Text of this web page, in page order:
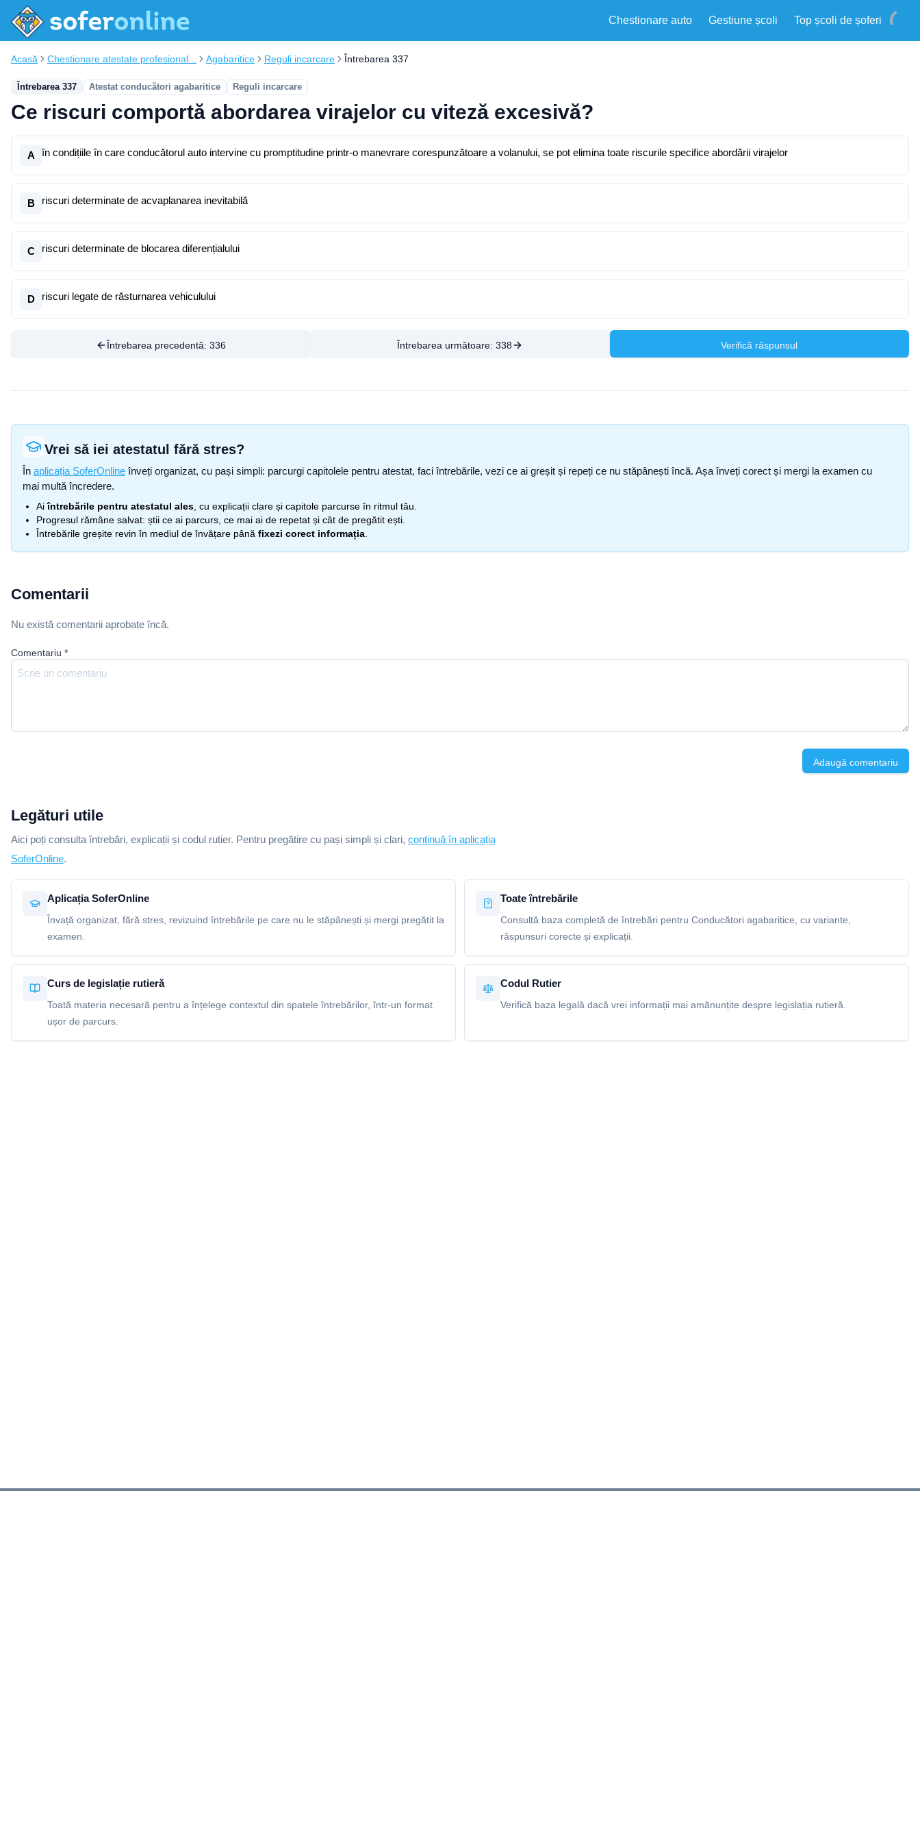
Chestionare auto Gestiune școli Top școli de șoferi
Acasă Chestionare atestate profesional... Agabaritice Reguli incarcare Întrebarea 337
Întrebarea 337 Atestat conducători agabaritice Reguli incarcare
Ce riscuri comportă abordarea virajelor cu viteză excesivă?
A în condițiile în care conducătorul auto intervine cu promptitudine printr-o manevrare corespunzătoare a volanului, se pot elimina toate riscurile specifice abordării virajelor
B riscuri determinate de acvaplanarea inevitabilă
C riscuri determinate de blocarea diferențialului
D riscuri legate de răsturnarea vehiculului
Întrebarea precedentă: 336 Întrebarea următoare: 338 Verifică răspunsul
Vrei să iei atestatul fără stres?
În aplicația SoferOnline înveți organizat, cu pași simpli: parcurgi capitolele pentru atestat, faci întrebările, vezi ce ai greșit și repeți ce nu stăpânești încă. Așa înveți corect și mergi la examen cu
mai multă încredere.
Aiîntrebările pentru atestatul ales , cu explicații clare și capitole parcurse în ritmul tău.
Progresul rămâne salvat: știi ce ai parcurs, ce mai ai de repetat și cât de pregătit ești.
Întrebările greșite revin în mediul de învățare până fixezi corect informația
Comentarii
Nu există comentarii aprobate încă.
Comentariu *
Adaugă comentariu
Legături utile
Aici poți consulta întrebări, explicații și codul rutier. Pentru pregătire cu pași simpli și clari, continuă în aplicația
SoferOnline.
Aplicația SoferOnline
Învață organizat, fără stres, revizuind întrebările pe care nu le stăpânești și mergi pregătit la
examen.
Toate întrebările
Consultă baza completă de întrebări pentru Conducători agabaritice, cu variante,
răspunsuri corecte și explicații.
Curs de legislație rutieră
Toată materia necesară pentru a înțelege contextul din spatele întrebărilor, într-un format
ușor de parcurs.
Codul Rutier
Verifică baza legală dacă vrei informații mai amănunțite despre legislația rutieră.